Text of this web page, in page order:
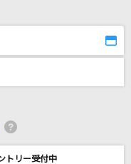
トリー受付中